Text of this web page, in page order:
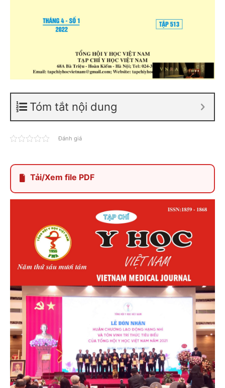
Tóm tắt nội dung
Đánh giá
Tải/Xem file PDF